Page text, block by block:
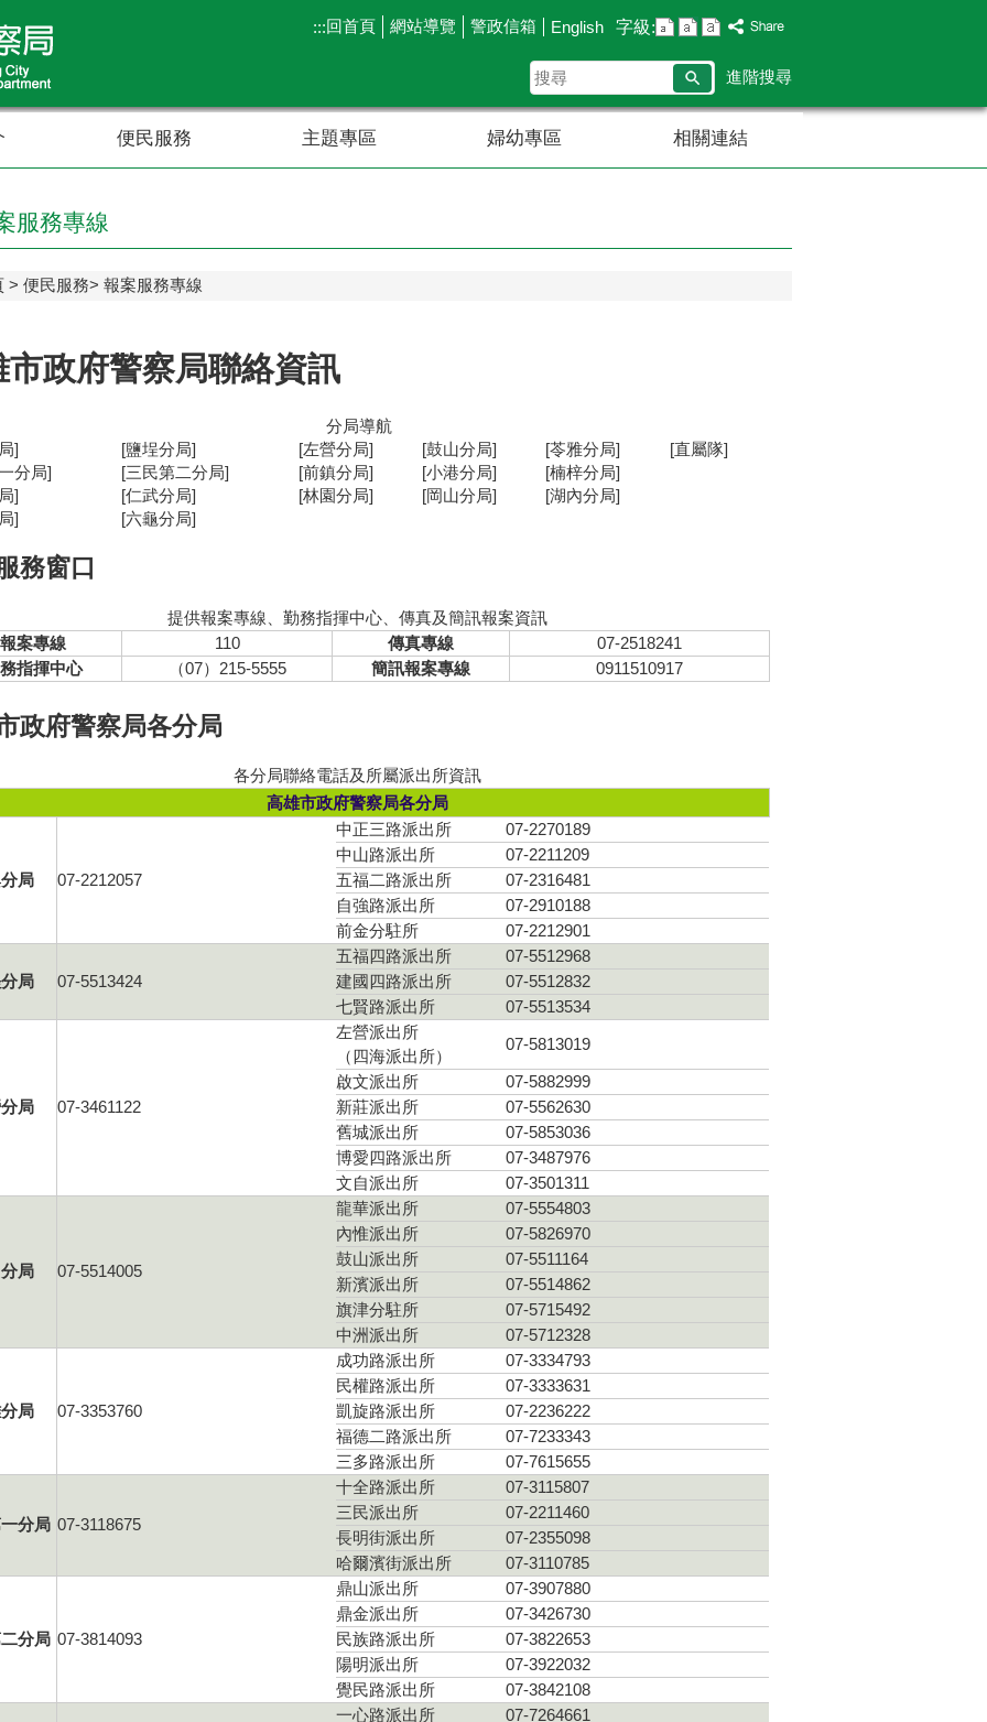
:::回首頁 網站導覽 警政信箱 English 字級:
搜
尋
進階搜尋
便民服務 主題專區 婦幼專區 相關連結
服務專線
便民服務 報案服務專線
市政府警察局聯絡資訊
分局導航
]
[鹽埕分局] [左營分局] [鼓山分局] [苓雅分局]
[直屬隊]
分局]
[三民第二分局] [前鎮分局] [小港分局]
[楠梓分局]
]
[仁武分局] [林園分局] [岡山分局]
[湖內分局]
]
[六龜分局]
務窗口
提供報案專線、勤務指揮中心、傳真及簡訊報案資訊
報案專線
110 傳真專線
07-2518241
指揮中心
（07）215-5555 簡訊報案專線 0911510917
政府警察局各分局
各分局聯絡電話及所屬派出所資訊
高雄市政府警察局各分局
局 07-2212057
中正三路派出所
07-2270189
中山路派出所
07-2211209
五福二路派出所
07-2316481
自強路派出所
07-2910188
前金分駐所
07-2212901
局 07-5513424
五福四路派出所
07-5512968
建國四路派出所
07-5512832
七賢路派出所
07-5513534
局 07-3461122
左營派出所
（四海派出所）
07-5813019
啟文派出所
07-5882999
新莊派出所
07-5562630
舊城派出所
07-5853036
博愛四路派出所
07-3487976
文自派出所
07-3501311
局 07-5514005
龍華派出所
07-5554803
內惟派出所
07-5826970
鼓山派出所
07-5511164
新濱派出所
07-5514862
旗津分駐所
07-5715492
中洲派出所
07-5712328
局 07-3353760
成功路派出所
07-3334793
民權路派出所
07-3333631
凱旋路派出所
07-2236222
福德二路派出所
07-7233343
三多路派出所
07-7615655
分局 07-3118675
十全路派出所
07-3115807
三民派出所
07-2211460
長明街派出所
07-2355098
哈爾濱街派出所
07-3110785
分局 07-3814093
鼎山派出所
07-3907880
鼎金派出所
07-3426730
民族路派出所
07-3822653
陽明派出所
07-3922032
覺民路派出所
07-3842108
一心路派出所
07-7264661